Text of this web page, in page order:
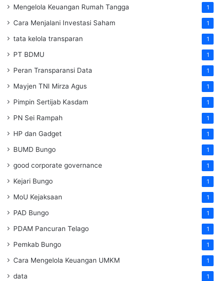
Mengelola Keuangan Rumah Tangga 1
Cara Menjalani Investasi Saham 1
tata kelola transparan 1
PT BDMU 1
Peran Transparansi Data 1
Mayjen TNI Mirza Agus 1
Pimpin Sertijab Kasdam 1
PN Sei Rampah 1
HP dan Gadget 1
BUMD Bungo 1
good corporate governance 1
Kejari Bungo 1
MoU Kejaksaan 1
PAD Bungo 1
PDAM Pancuran Telago 1
Pemkab Bungo 1
Cara Mengelola Keuangan UMKM 1
data 1